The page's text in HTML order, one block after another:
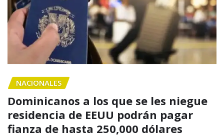
NACIONALES
Dominicanos a los que se les niegue
residencia de EEUU podrán pagar
fianza de hasta 250,000 dólares